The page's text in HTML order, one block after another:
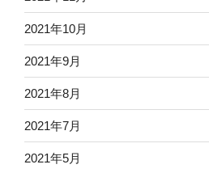
2021年10月
2021年9月
2021年8月
2021年7月
2021年5月